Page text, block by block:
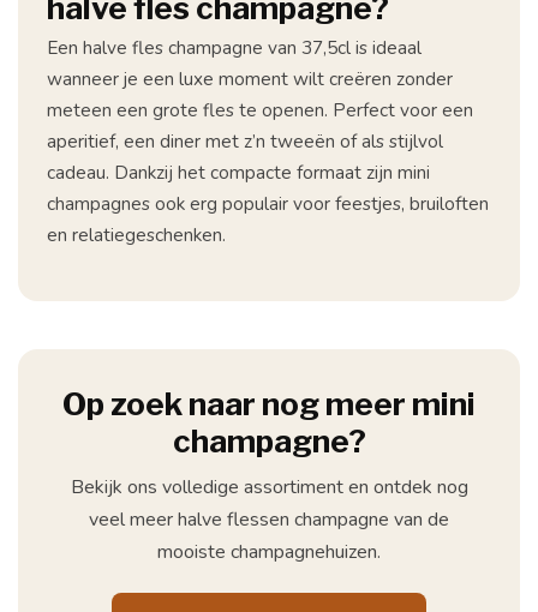
halve fles champagne?
Een halve fles champagne van 37,5cl is ideaal
wanneer je een luxe moment wilt creëren zonder
meteen een grote fles te openen. Perfect voor een
aperitief, een diner met z’n tweeën of als stijlvol
cadeau. Dankzij het compacte formaat zijn mini
champagnes ook erg populair voor feestjes, bruiloften
en relatiegeschenken.
Op zoek naar nog meer mini
champagne?
Bekijk ons volledige assortiment en ontdek nog
veel meer halve flessen champagne van de
mooiste champagnehuizen.